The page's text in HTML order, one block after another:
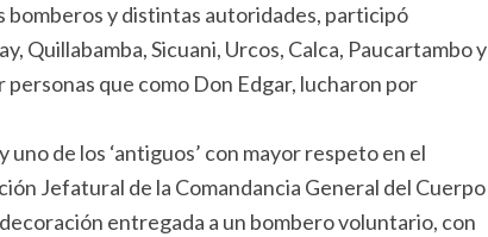
bomberos y distintas autoridades, participó
Quillabamba, Sicuani, Urcos, Calca, Paucartambo y
personas que como Don Edgar, lucharon por
de los ‘antiguos’ con mayor respeto en el
Jefatural de la Comandancia General del Cuerpo
entregada a un bombero voluntario, con